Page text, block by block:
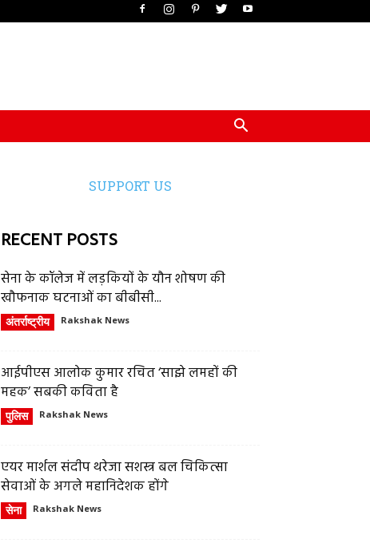
SUPPORT US
RECENT POSTS
सेना के कॉलेज में लड़कियों के यौन शोषण की
खौफनाक घटनाओं का बीबीसी...
अंतर्राष्ट्रीय Rakshak News
आईपीएस आलोक कुमार रचित ‘साझे लमहों की
महक’ सबकी कविता है
पुलिस Rakshak News
एयर मार्शल संदीप थरेजा सशस्त्र बल चिकित्सा
सेवाओं के अगले महानिदेशक होंगे
सेना Rakshak News